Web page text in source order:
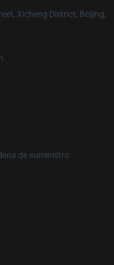
Xicheng District, Beijing,
de suministro